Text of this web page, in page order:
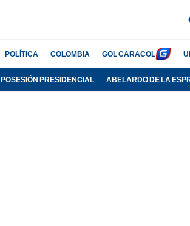
POLÍTICA COLOMBIA GOL CARACOL
POSESIÓN PRESIDENCIAL ABELARDO DE LA